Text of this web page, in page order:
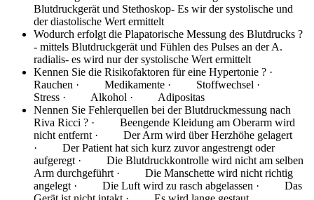
Blutdruckgerät und Stethoskop- Es wir der systolische und
der diastolische Wert ermittelt
Wodurch erfolgt die Plapatorische Messung des Blutdrucks ?
- mittels Blutdruckgerät und Fühlen des Pulses an der A.
radialis- es wird nur der systolische Wert ermittelt
Kennen Sie die Risikofaktoren für eine Hypertonie ? ·
Rauchen · Medikamente · Stoffwechsel ·
Stress · Alkohol · Adipositas
Nennen Sie Fehlerquellen bei der Blutdruckmessung nach
Riva Ricci ? · Beengende Kleidung am Oberarm wird
nicht entfernt · Der Arm wird über Herzhöhe gelagert
· Der Patient hat sich kurz zuvor angestrengt oder
aufgeregt · Die Blutdruckkontrolle wird nicht am selben
Arm durchgeführt · Die Manschette wird nicht richtig
angelegt · Die Luft wird zu rasch abgelassen · Das